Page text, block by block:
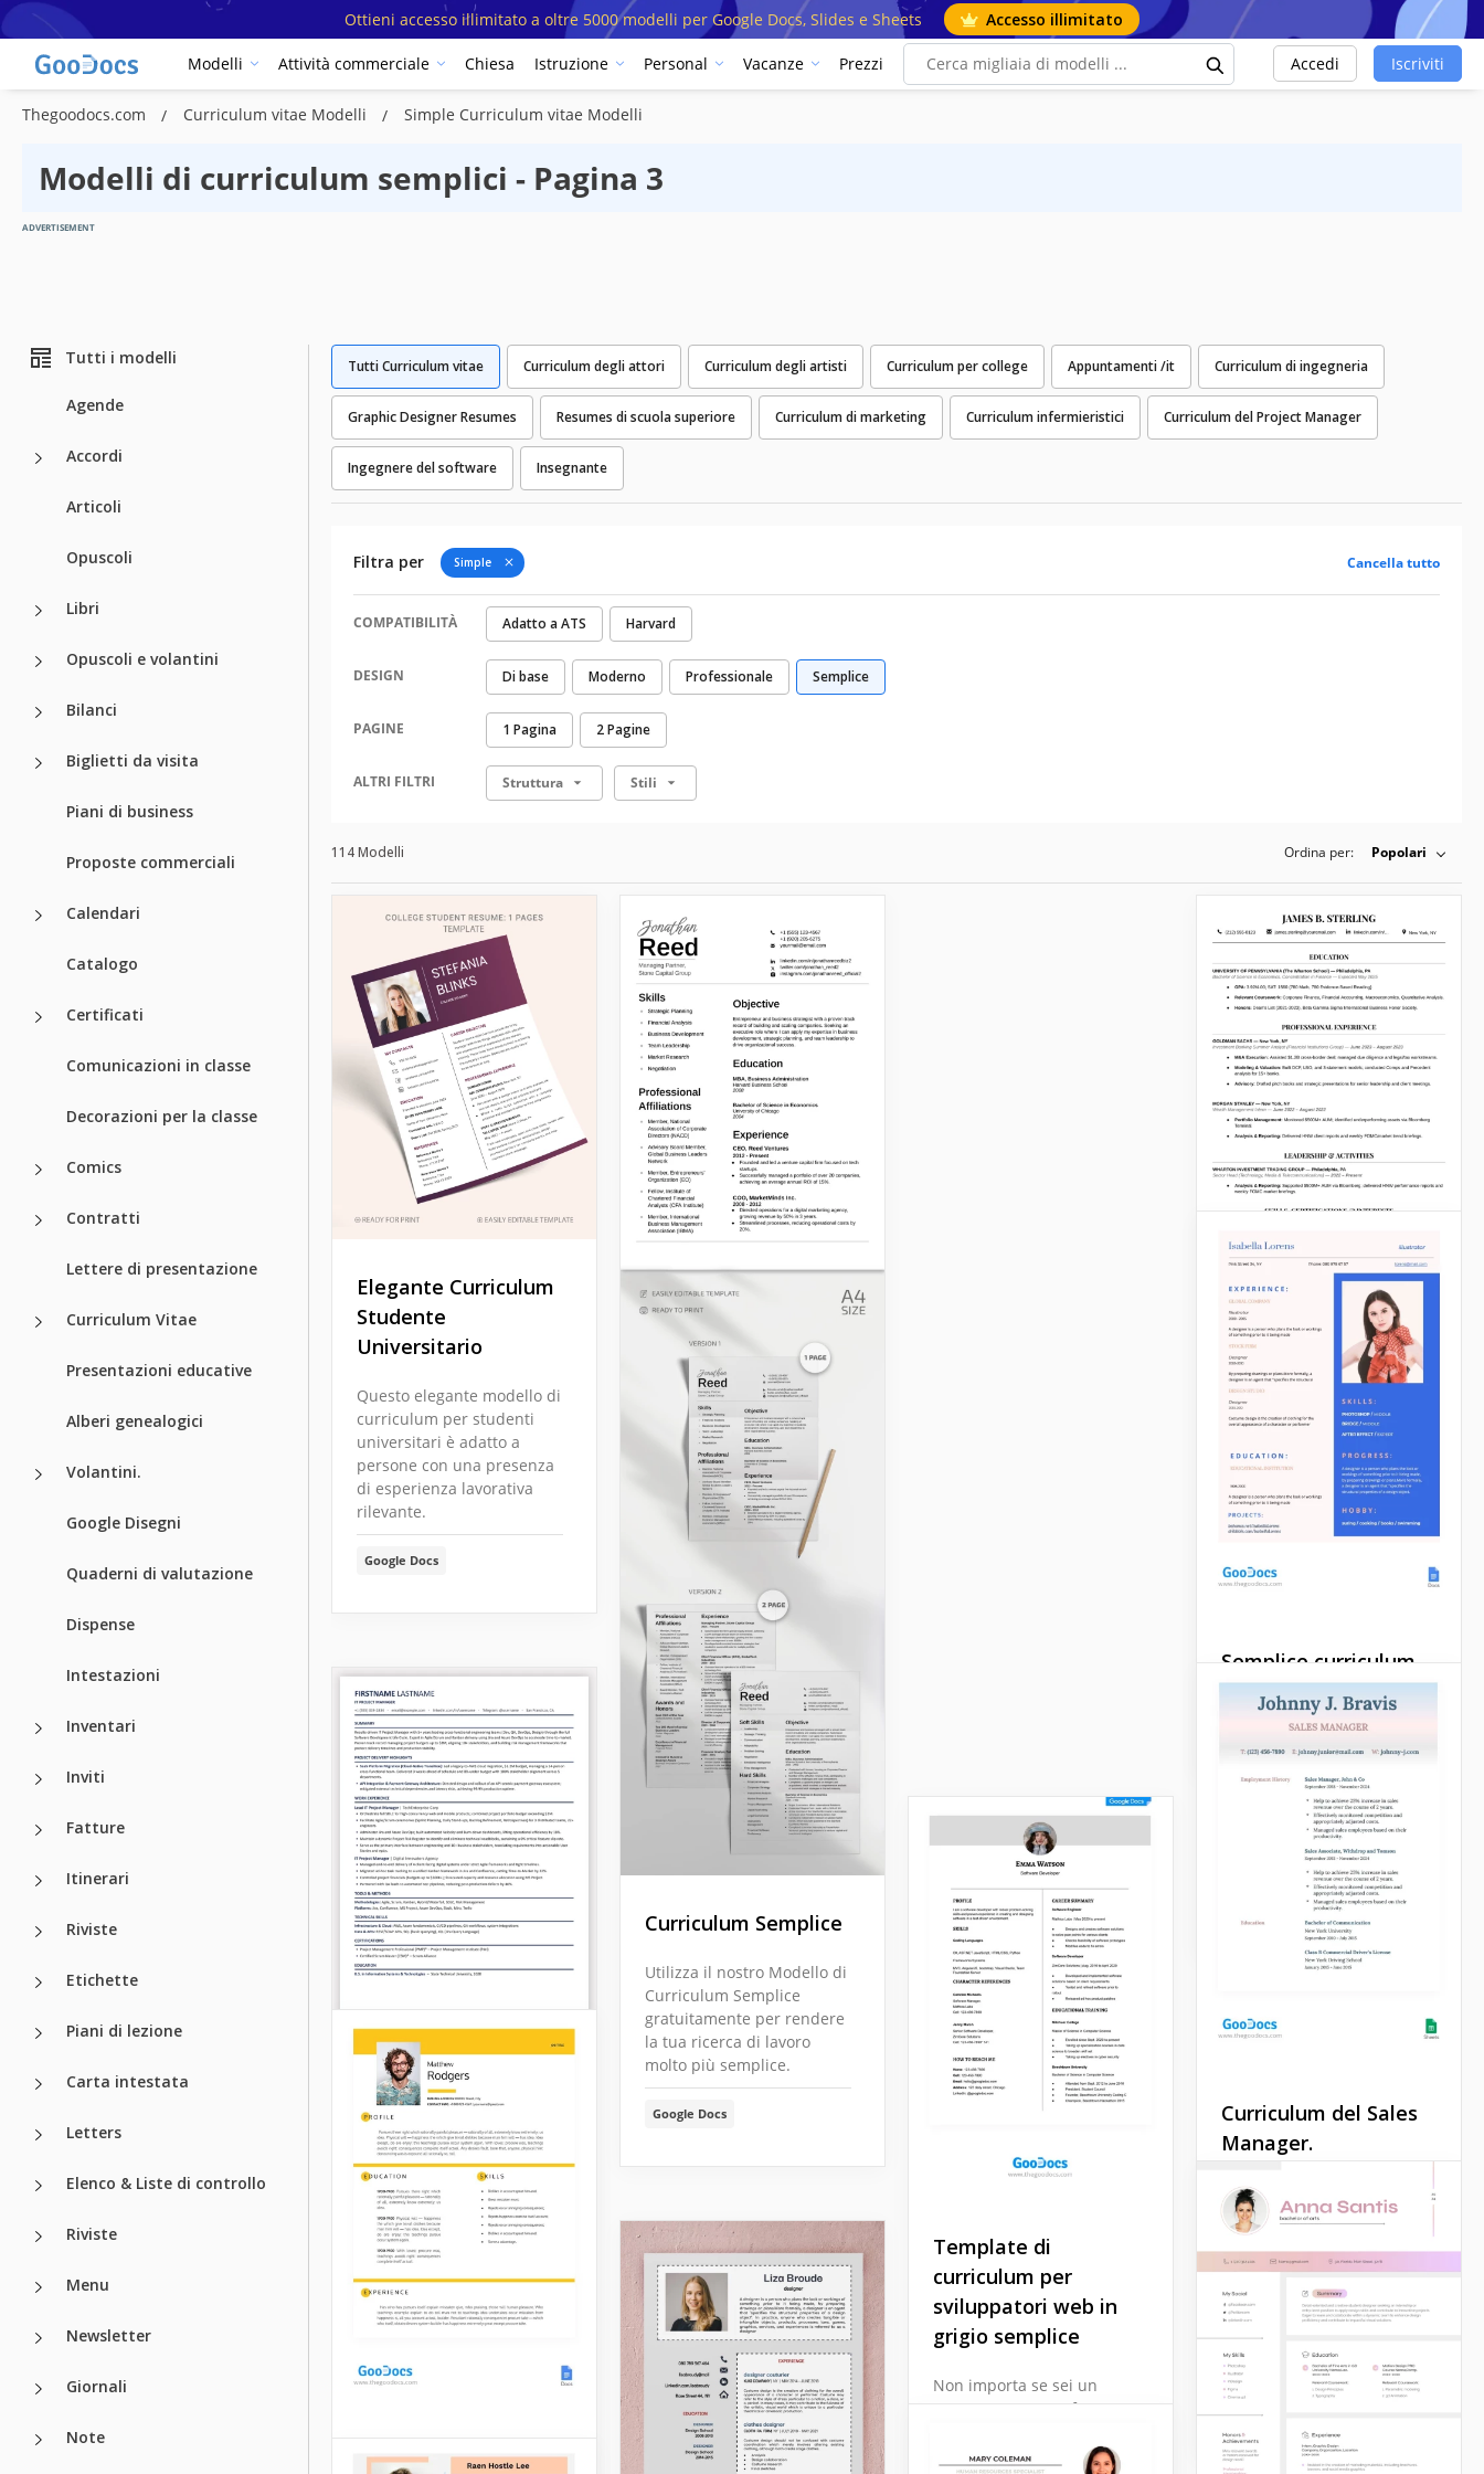
Ottieni accesso illimitato a oltre 5000 modelli per Google Docs, Slides e Sheets Accesso illimitato
Modelli Attività commerciale Chiesa Istruzione Personal Vacanze Prezzi Accedi Iscriviti
Thegoodocs.com Curriculum vitae Modelli Simple Curriculum vitae Modelli
Modelli di curriculum semplici - Pagina 3
ADVERTISEMENT
Tutti i modelli
Agende
Accordi
Articoli
Opuscoli
Libri
Opuscoli e volantini
Bilanci
Biglietti da visita
Piani di business
Proposte commerciali
Calendari
Catalogo
Certificati
Comunicazioni in classe
Decorazioni per la classe
Comics
Contratti
Lettere di presentazione
Curriculum Vitae
Presentazioni educative
Alberi genealogici
Volantini.
Google Disegni
Quaderni di valutazione
Dispense
Intestazioni
Inventari
Inviti
Fatture
Itinerari
Riviste
Etichette
Piani di lezione
Carta intestata
Letters
Elenco & Liste di controllo
Riviste
Menu
Newsletter
Giornali
Note
Tutti Curriculum vitae Curriculum degli attori Curriculum degli artisti Curriculum per college Appuntamenti /it Curriculum di ingegneria
Graphic Designer Resumes Resumes di scuola superiore Curriculum di marketing Curriculum infermieristici Curriculum del Project Manager
Ingegnere del software Insegnante
Filtra per Simple Cancella tutto
COMPATIBILITÀ Adatto a ATS Harvard
DESIGN Di base Moderno Professionale Semplice
PAGINE 1 Pagina 2 Pagine
Struttura Stili
ALTRI FILTRI
114 Modelli Ordina per: Popolari
Elegante Curriculum
Studente
Universitario
Questo elegante modello di
curriculum per studenti
universitari è adatto a
persone con una presenza
di esperienza lavorativa
rilevante.
Google Docs
Curriculum Semplice
Utilizza il nostro Modello di
Curriculum Semplice
gratuitamente per rendere
la tua ricerca di lavoro
molto più semplice.
Google Docs
Modello di
Investment Banking
Google Docs
Template di
curriculum per
sviluppatori web in
grigio semplice
Non importa se sei un
programmatore software,
nostro modello di
Semplice curriculum
di Illustrator
illustratore è saper
rappresentarsi. Qui puoi
vedere un bel modello di
CV con un bellissimo
Semplice Curriculum
Curriculum del Sales
Manager.
Il nostro modello di
curriculum per Sales
Manager è appositamente
creato per focalizzare
l'attenzione del personale
delle risorse umane sulla
tua formazione.
Google Docs